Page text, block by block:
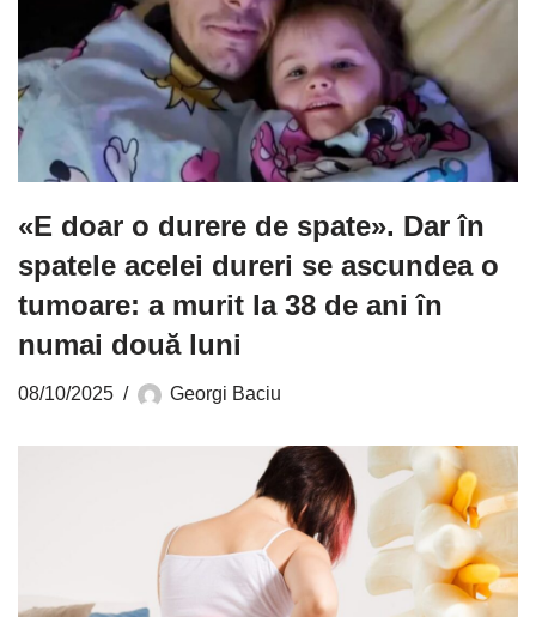
«E doar o durere de spate». Dar în
spatele acelei dureri se ascundea o
tumoare: a murit la 38 de ani în
numai două luni
08/10/2025 Georgi Baciu